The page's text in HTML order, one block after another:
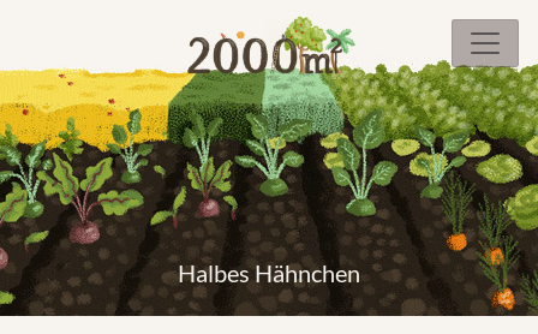
Halbes Hähnchen